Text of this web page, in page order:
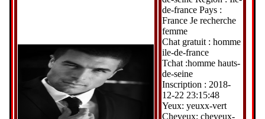
de-france Pays :
France Je recherche
femme
Chat gratuit : homme
ile-de-france
Tchat :homme hauts-
de-seine
Inscription : 2018-
12-22 23:15:48
Yeux: yeuxx-vert
Cheveux: cheveux-